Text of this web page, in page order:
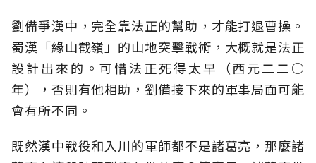
劉備爭漢中，完全靠法正的幫助，才能打退曹操。
蜀漢「緣山截嶺」的山地突擊戰術，大概就是法正
設計出來的。可惜法正死得太早（西元二二○
年），否則有他相助，劉備接下來的軍事局面可能
會有所不同。
既然漢中戰役和入川的軍師都不是諸葛亮，那麼諸